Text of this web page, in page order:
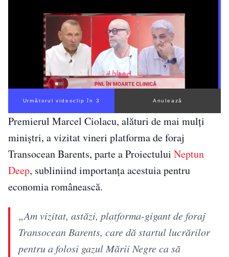
Următorul videoclip în 2 Anulează
Premierul Marcel Ciolacu, alături de mai mulţi
miniştri, a vizitat vineri platforma de foraj
Transocean Barents, parte a Proiectului Neptun
Deep, subliniind importanţa acestuia pentru
economia românească.
„Am vizitat, astăzi, platforma-gigant de foraj
Transocean Barents, care dă startul lucrărilor
pentru a folosi gazul Mării Negre ca să